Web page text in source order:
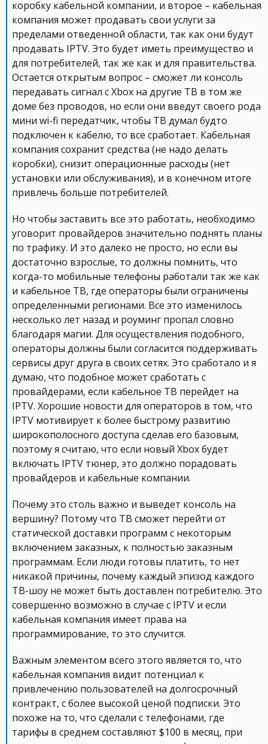
коробку кабельной компании, и второе – кабельная
компания может продавать свои услуги за
пределами отведенной области, так как они будут
продавать IPTV. Это будет иметь преимущество и
для потребителей, так же как и для правительства.
Остается открытым вопрос – сможет ли консоль
передавать сигнал с Xbox на другие ТВ в том же
доме без проводов, но если они введут своего рода
мини wi-fi передатчик, чтобы ТВ думал будто
подключен к кабелю, то все сработает. Кабельная
компания сохранит средства (не надо делать
коробки), снизит операционные расходы (нет
установки или обслуживания), и в конечном итоге
привлечь больше потребителей.
Но чтобы заставить все это работать, необходимо
уговорит провайдеров значительно поднять планы
по трафику. И это далеко не просто, но если вы
достаточно взрослые, то должны помнить, что
когда-то мобильные телефоны работали так же как
и кабельное ТВ, где операторы были ограничены
определенными регионами. Все это изменилось
несколько лет назад и роуминг пропал словно
благодаря магии. Для осуществления подобного,
операторы должны были согласится поддерживать
сервисы друг друга в своих сетях. Это сработало и я
думаю, что подобное может сработать с
провайдерами, если кабельное ТВ перейдет на
IPTV. Хорошие новости для операторов в том, что
IPTV мотивирует к более быстрому развитию
широкополосного доступа сделав его базовым,
поэтому я считаю, что если новый Xbox будет
включать IPTV тюнер, это должно порадовать
провайдеров и кабельные компании.
Почему это столь важно и выведет консоль на
вершину? Потому что ТВ сможет перейти от
статической доставки программ с некоторым
включением заказных, к полностью заказным
программам. Если люди готовы платить, то нет
никакой причины, почему каждый эпизод каждого
ТВ-шоу не может быть доставлен потребителю. Это
совершенно возможно в случае с IPTV и если
кабельная компания имеет права на
программирование, то это случится.
Важным элементом всего этого является то, что
кабельная компания видит потенциал к
привлечению пользователей на долгосрочный
контракт, с более высокой ценой подписки. Это
похоже на то, что сделали с телефонами, где
тарифы в среднем составляют $100 в месяц, при